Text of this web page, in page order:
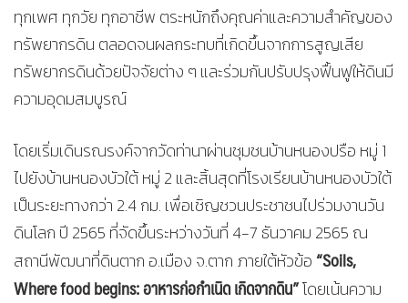
ทุกเพศ ทุกวัย ทุกอาชีพ ตระหนักถึงคุณค่าและความสำคัญของ
ทรัพยากรดิน ตลอดจนผลกระทบที่เกิดขึ้นจากการสูญเสีย
ทรัพยากรดินด้วยปัจจัยต่าง ๆ และร่วมกันปรับปรุงฟื้นฟูให้ดินมี
ความอุดมสมบูรณ์
โดยเริ่มเดินรณรงค์จากวัดท่านาผ่านชุมชนบ้านหนองปรือ หมู่ 1
ไปยังบ้านหนองบัวใต้ หมู่ 2 และสิ้นสุดที่โรงเรียนบ้านหนองบัวใต้
เป็นระยะทางกว่า 2.4 กม. เพื่อเชิญชวนประชาชนไปร่วมงานวัน
ดินโลก ปี 2565 ที่จัดขึ้นระหว่างวันที่ 4-7 ธันวาคม 2565 ณ
สถานีพัฒนาที่ดินตาก อ.เมือง จ.ตาก ภายใต้หัวข้อ“Soils,
Where food begins: อาหารก่อกำเนิด เกิดจากดิน”โดยเน้นความ